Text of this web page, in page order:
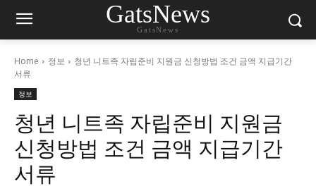
GatsNews
GatsNews
Home 정보
청년 니트족 자립준비 지원금 신청방법 조건 금액 지급기간
서류
정보
청년 니트족 자립준비 지원금
신청방법 조건 금액 지급기간
서류